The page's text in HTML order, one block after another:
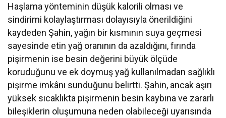
Haşlama yönteminin düşük kalorili olması ve
sindirimi kolaylaştırması dolayısıyla önerildiğini
kaydeden Şahin, yağın bir kısmının suya geçmesi
sayesinde etin yağ oranının da azaldığını, fırında
pişirmenin ise besin değerini büyük ölçüde
koruduğunu ve ek doymuş yağ kullanılmadan sağlıklı
pişirme imkânı sunduğunu belirtti. Şahin, ancak aşırı
yüksek sıcaklıkta pişirmenin besin kaybına ve zararlı
bileşiklerin oluşumuna neden olabileceği uyarısında